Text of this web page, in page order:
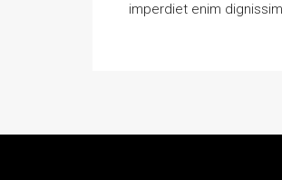
imperdiet enim